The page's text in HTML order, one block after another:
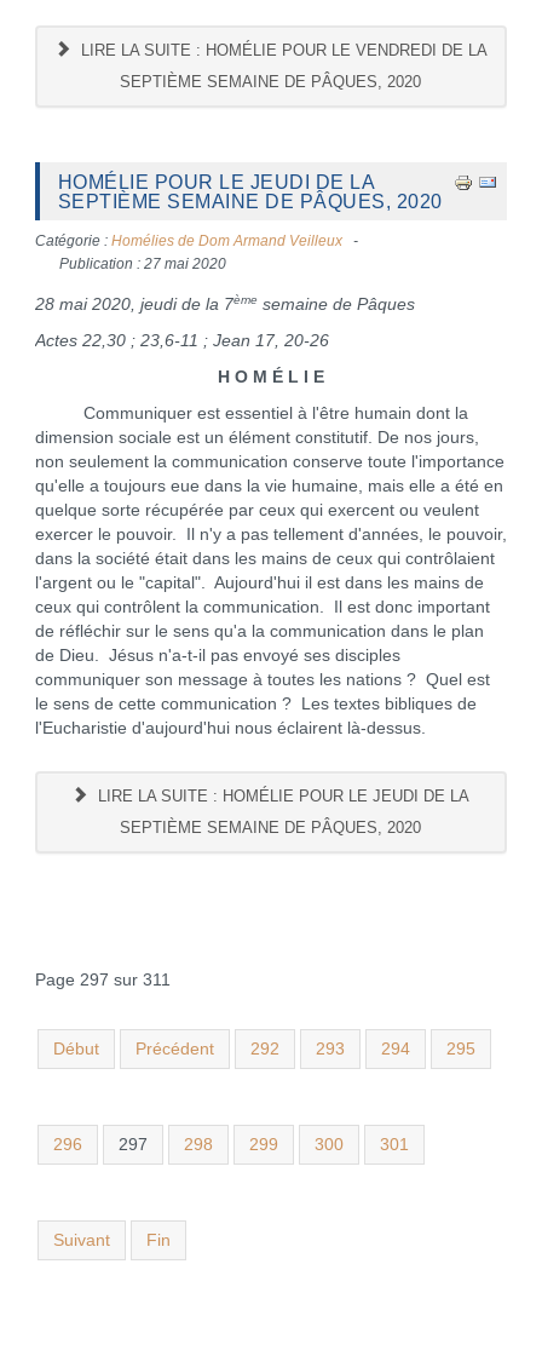
LIRE LA SUITE : HOMÉLIE POUR LE VENDREDI DE LA
SEPTIÈME SEMAINE DE PÂQUES, 2020
HOMÉLIE POUR LE JEUDI DE LA
SEPTIÈME SEMAINE DE PÂQUES, 2020
Catégorie : Homélies de Dom Armand Veilleux
Publication : 27 mai 2020
28 mai 2020, jeudi de la 7ème semaine de Pâques
Actes 22,30 ; 23,6-11 ; Jean 17, 20-26
H O M É L I E
Communiquer est essentiel à l'être humain dont la
dimension sociale est un élément constitutif. De nos jours,
non seulement la communication conserve toute l'importance
qu'elle a toujours eue dans la vie humaine, mais elle a été en
quelque sorte récupérée par ceux qui exercent ou veulent
exercer le pouvoir. Il n'y a pas tellement d'années, le pouvoir,
dans la société était dans les mains de ceux qui contrôlaient
l'argent ou le "capital". Aujourd'hui il est dans les mains de
ceux qui contrôlent la communication. Il est donc important
de réfléchir sur le sens qu'a la communication dans le plan
de Dieu. Jésus n'a-t-il pas envoyé ses disciples
communiquer son message à toutes les nations ? Quel est
le sens de cette communication ? Les textes bibliques de
l'Eucharistie d'aujourd'hui nous éclairent là-dessus.
LIRE LA SUITE : HOMÉLIE POUR LE JEUDI DE LA
SEPTIÈME SEMAINE DE PÂQUES, 2020
Page 297 sur 311
Début Précédent 292 293 294 295
296 297 298 299 300 301
Suivant Fin